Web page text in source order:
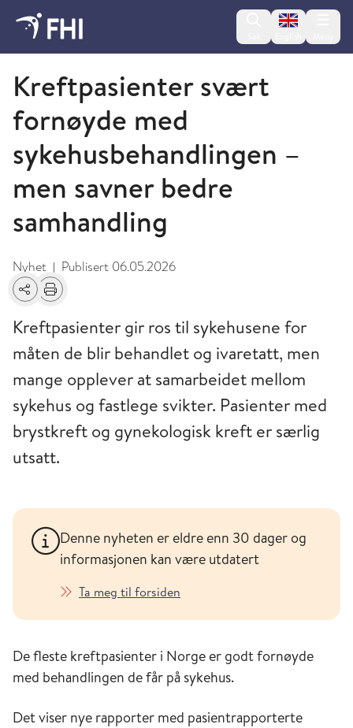
Change
2026 - nyheter fra FHI
Kreftpasienter svært
fornøyde med
sykehusbehandlingen –
men savner bedre
samhandling
Nyhet | Publisert 06.05.2026
Del Skriv ut
Kreftpasienter gir ros til sykehusene for
måten de blir behandlet og ivaretatt, men
mange opplever at samarbeidet mellom
sykehus og fastlege svikter. Pasienter med
brystkreft og gynekologisk kreft er særlig
utsatt.
Denne nyheten er eldre enn 30 dager og
informasjonen kan være utdatert
Ta meg til forsiden
De fleste kreftpasienter i Norge er godt fornøyde
med behandlingen de får på sykehus.
Det viser nye rapporter med pasientrapporterte